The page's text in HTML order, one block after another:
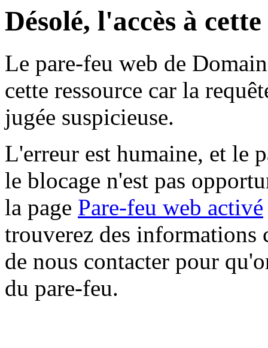
Désolé, l'accès à
Le pare-feu web de
cette ressource car la
jugée suspicieuse.
L'erreur est humaine, et le
le blocage n'est pas
la page Pare-feu web activé
trouverez des informations
de nous contacter pour
du pare-feu.